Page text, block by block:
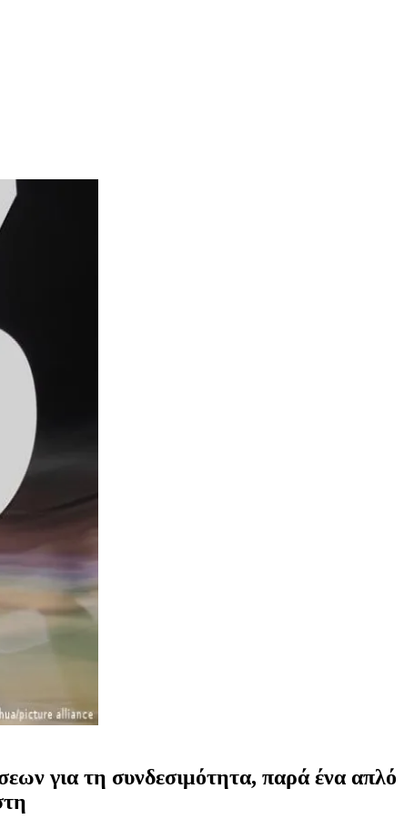
για τη συνδεσιμότητα, παρά ένα απλό